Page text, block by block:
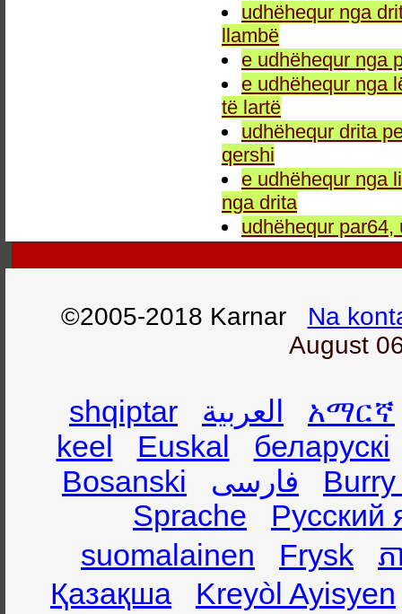
udhëhequr nga
llambë
e udhëhequr nga
e udhëhequr nga
të lartë
udhëhequr drita
qershi
e udhëhequr nga
nga drita
udhëhequr
©2005-2018 Karnar Na
August
shqiptar العربية
አማርኛ
keel
Euskal
беларускі
Bosanski
فارسی
Sprache
Русский
suomalainen
Frysk
ភ
Қазақша
Kreyòl Ayisyen